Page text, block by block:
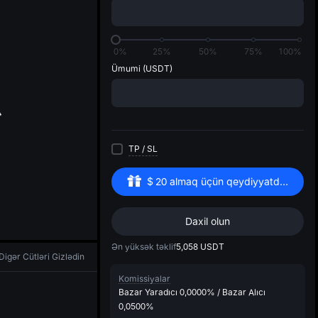
0% 25% 50% 75%
100%
Ümumi (USDT)
TP / SL
$ 20almaq üçün qeydiyyatdan
Daxil olun
Ən yüksək təklif5,058 USDT
Komissiyalar
Bazar Yaradıcı 0,0000% / Bazar Alıcı
0,0500%
Digər Cütləri Gizlədin